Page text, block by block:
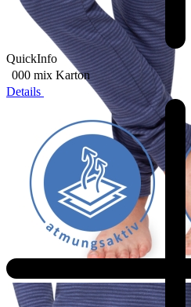
QuickInfo
000 mix Karton
Details